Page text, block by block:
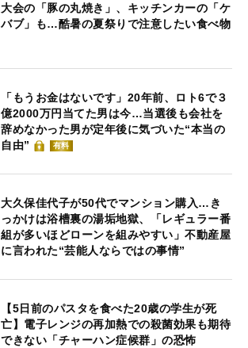
大会の「豚の丸焼き」、キッチンカーの「ケ
バブ」も…酷暑の夏祭りで注意したい食べ物
「もうお金はないです」20年前、ロト6で３
億2000万円当てた男は今…当選後も会社を
辞めなかった男が定年後に気づいた“本当の
自由”
有料
大久保佳代子が50代でマンション購入…き
っかけは浴槽裏の湯垢地獄、「レギュラー番
組が多いほどローンを組みやすい」不動産屋
に言われた“芸能人ならではの事情”
【5日前のパスタを食べた20歳の学生が死
亡】電子レンジの再加熱での殺菌効果も期待
できない「チャーハン症候群」の恐怖